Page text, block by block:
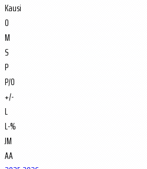
Kausi
O
M
S
P
P/O
+/-
L
L-%
JM
AA